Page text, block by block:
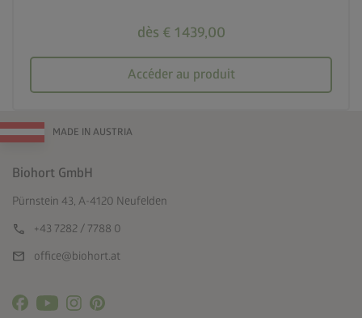
dès € 1 439,00
Accéder au produit
MADE IN AUSTRIA
Biohort GmbH
Pürnstein 43, A-4120 Neufelden
call +43 7282 / 7788 0
mail office@biohort.at